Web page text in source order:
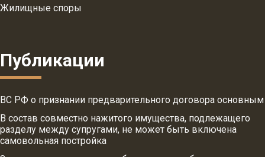
Жилищные споры
Публикации
ВС РФ о признании предварительного договора основным
В состав совместно нажитого имущества, подлежащего
разделу между супругами, не может быть включена
самовольная постройка